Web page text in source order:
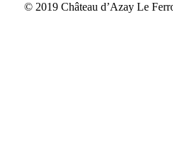
© 2019 Château d’Azay Le